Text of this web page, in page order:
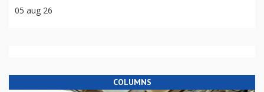
05 aug 26
COLUMNS